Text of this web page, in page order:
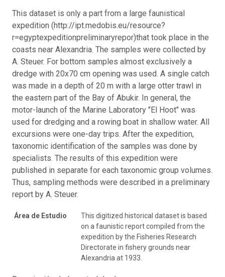
This dataset is only a part from a large faunistical
expedition (http://ipt.medobis.eu/resource?
r=egyptexpeditionpreliminaryrepor)that took place in the
coasts near Alexandria. The samples were collected by
A. Steuer. For bottom samples almost exclusively a
dredge with 20x70 cm opening was used. A single catch
was made in a depth of 20 m with a large otter trawl in
the eastern part of the Bay of Abukir. In general, the
motor-launch of the Marine Laboratory "El Hoot" was
used for dredging and a rowing boat in shallow water. All
excursions were one-day trips. After the expedition,
taxonomic identification of the samples was done by
specialists. The results of this expedition were
published in separate for each taxonomic group volumes.
Thus, sampling methods were described in a preliminary
report by A. Steuer.
Área de Estudio
This digitized historical dataset is based
on a faunistic report compiled from the
expedition by the Fisheries Research
Directorate in fishery grounds near
Alexandria at 1933.